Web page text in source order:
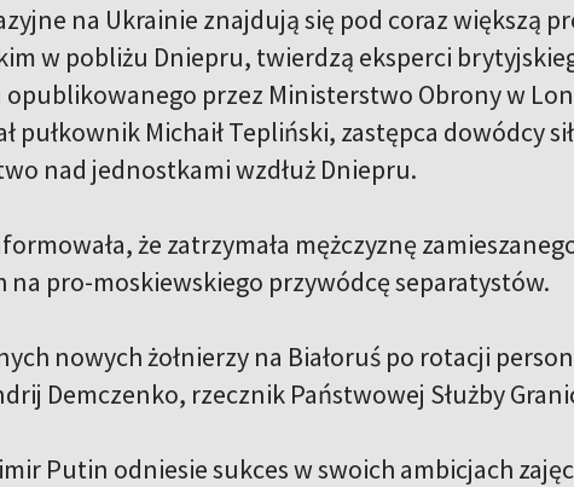
na Ukrainie znajdują się pod coraz większą
w pobliżu Dniepru, twierdzą eksperci
przez Ministerstwo Obrony w
pułkownik Michaił Tepliński, zastępca dowódcy
nad jednostkami wzdłuż Dniepru.
że zatrzymała mężczyznę
pro-moskiewskiego przywódcę separatystów.
nowych żołnierzy na Białoruś po rotacji
Demczenko, rzecznik Państwowej Służby
Putin odniesie sukces w swoich ambicjach